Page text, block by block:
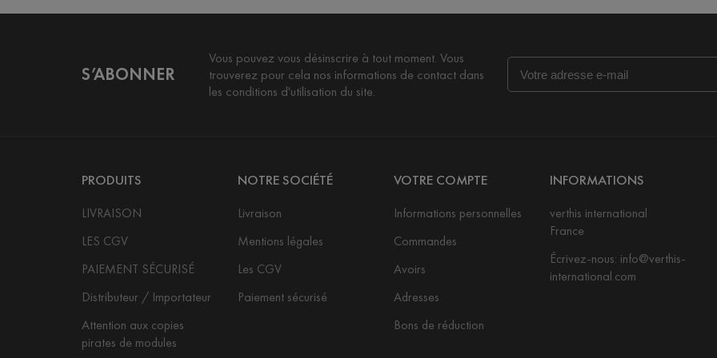
S’ABONNER
Vous pouvez vous désinscrire à tout moment. Vous
trouverez pour cela nos informations de contact dans
les conditions d'utilisation du site.
PRODUITS
LIVRAISON
LES CGV
PAIEMENT SÉCURISÉ
Distributeur / Importateur
Attention aux copies
pirates de modules
NOTRE SOCIÉTÉ
Livraison
Mentions légales
Les CGV
Paiement sécurisé
VOTRE COMPTE
Informations personnelles
Commandes
Avoirs
Adresses
Bons de réduction
INFORMATIONS
verthis international
France
Écrivez-nous: info@verthis-
international.com